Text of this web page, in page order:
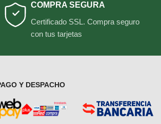
COMPRA SEGURA
Certificado SSL. Compra seguro
con tus tarjetas
Y DESPACHO